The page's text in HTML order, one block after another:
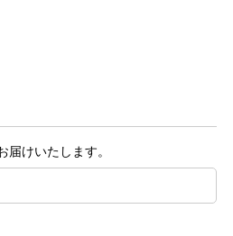
届けいたします。